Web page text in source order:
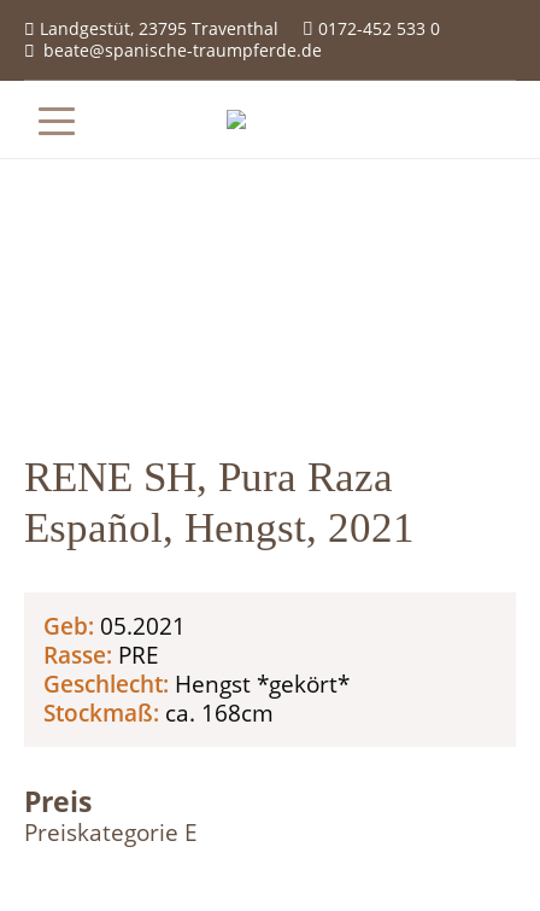
Landgestüt, 23795 Traventhal  0172-452 533 0
 beate@spanische-traumpferde.de
RENE SH, Pura Raza
Español, Hengst, 2021
Geb: 05.2021
Rasse: PRE
Geschlecht: Hengst *gekört*
Stockmaß: ca. 168cm
Preis
Preiskategorie E